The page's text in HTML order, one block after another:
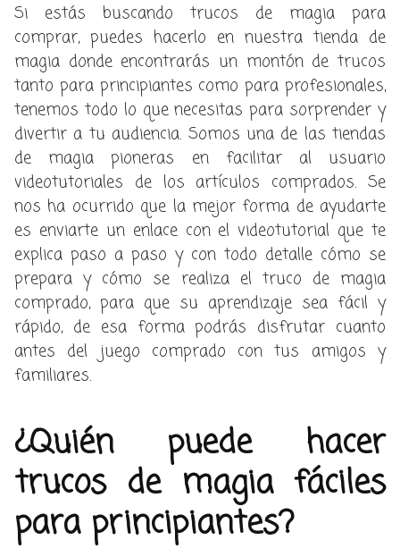
Si estás buscando trucos de magia para
comprar, puedes hacerlo en nuestra tienda de
magia donde encontrarás un montón de trucos
tanto para principiantes como para profesionales,
tenemos todo lo que necesitas para sorprender y
divertir a tu audiencia. Somos una de las tiendas
de magia pioneras en facilitar al usuario
videotutoriales de los artículos comprados. Se
nos ha ocurrido que la mejor forma de ayudarte
es enviarte un enlace con el videotutorial que te
explica paso a paso y con todo detalle cómo se
prepara y cómo se realiza el truco de magia
comprado, para que su aprendizaje sea fácil y
rápido, de esa forma podrás disfrutar cuanto
antes del juego comprado con tus amigos y
familiares.
¿Quién puede hacer
trucos de magia fáciles
para principiantes?